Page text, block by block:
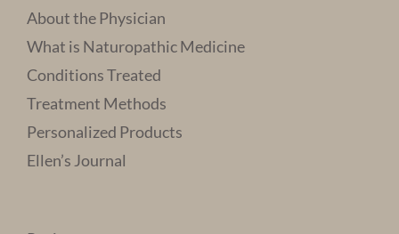
About the Physician
What is Naturopathic Medicine
Conditions Treated
Treatment Methods
Personalized Products
Ellen’s Journal